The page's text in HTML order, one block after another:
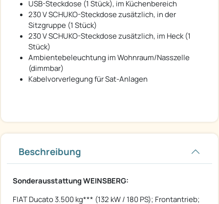
USB-Steckdose (1 Stück), im Küchenbereich
230 V SCHUKO-Steckdose zusätzlich, in der
Sitzgruppe (1 Stück)
230 V SCHUKO-Steckdose zusätzlich, im Heck (1
Stück)
Ambientebeleuchtung im Wohnraum/Nasszelle
(dimmbar)
Kabelvorverlegung für Sat-Anlagen
Beschreibung
Sonderausstattung WEINSBERG:
FIAT Ducato 3.500 kg*** (132 kW / 180 PS); Frontantrieb;